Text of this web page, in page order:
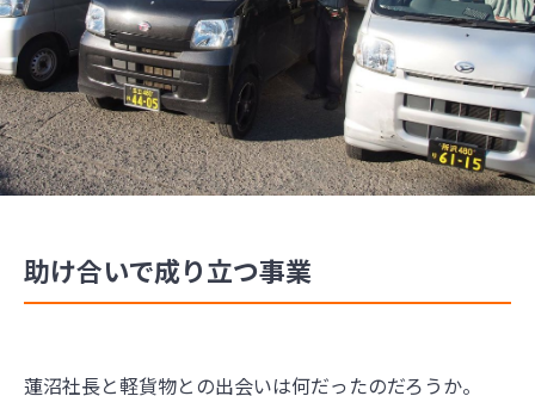
助け合いで成り立つ事業
蓮沼社長と軽貨物との出会いは何だったのだろうか。